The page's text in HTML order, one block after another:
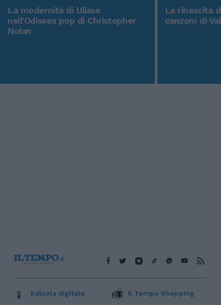
La modernità di Ulisse
nell'Odissea pop di Christopher
Nolan
La rinascita
canzoni di
Edicola digitale Il Tempo Shopping